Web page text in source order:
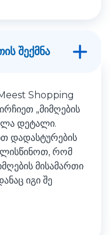
შექმნა
Shopping
„მიმღების
დეტალი.
დადასტურების
რომ
მისამართი
იგი შე